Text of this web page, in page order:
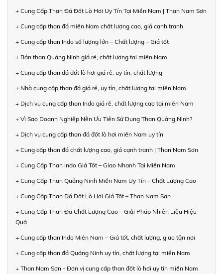
+ Cung Cấp Than Đá Đốt Lò Hơi Uy Tín Tại Miền Nam | Than Nam Sơn
+ Cung cấp than đá miền Nam chất lượng cao, giá cạnh tranh
+ Cung cấp than Indo số lượng lớn – Chất lượng – Giá tốt
+ Bán than Quảng Ninh giá rẻ, chất lượng tại miền Nam
+ Cung cấp than đá đốt lò hơi giá rẻ, uy tín, chất lượng
+ Nhà cung cấp than đá giá rẻ, uy tín, chất lượng tại miền Nam
+ Dịch vụ cung cấp than Indo giá rẻ, chất lượng cao tại miền Nam
+ Vì Sao Doanh Nghiệp Nên Ưu Tiên Sử Dụng Than Quảng Ninh?
+ Dịch vụ cung cấp than đá đốt lò hơi miền Nam uy tín
+ Cung cấp than đá chất lượng cao, giá cạnh tranh | Than Nam Sơn
+ Cung Cấp Than Indo Giá Tốt – Giao Nhanh Tại Miền Nam
+ Cung Cấp Than Quảng Ninh Miền Nam Uy Tín – Chất Lượng Cao
+ Cung Cấp Than Đá Đốt Lò Hơi Giá Tốt – Than Nam Sơn
+ Cung Cấp Than Đá Chất Lượng Cao – Giải Pháp Nhiên Liệu Hiệu
Quả
+ Cung cấp than Indo Miền Nam – Giá tốt, chất lượng, giao tận nơi
+ Cung cấp than đá Quảng Ninh uy tín, chất lượng tại miền Nam
+ Than Nam Sơn - Đơn vị cung cấp than đốt lò hơi uy tín miền Nam